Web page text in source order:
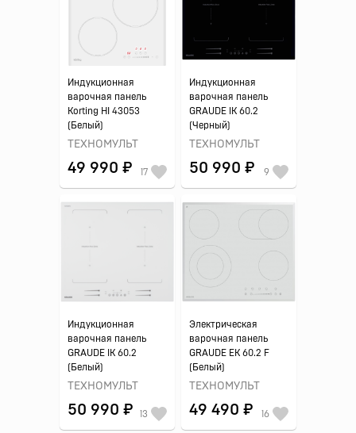
Индукционная
варочная панель
Korting HI 43053
(Белый)
ТЕХНОМУЛЬТ
49 990 ₽ 17
Индукционная
варочная панель
GRAUDE IK 60.2
(Черный)
ТЕХНОМУЛЬТ
50 990 ₽ 9
Индукционная
варочная панель
GRAUDE IK 60.2
(Белый)
ТЕХНОМУЛЬТ
50 990 ₽ 13
Электрическая
варочная панель
GRAUDE EK 60.2 F
(Белый)
ТЕХНОМУЛЬТ
49 490 ₽ 16